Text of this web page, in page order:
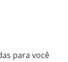
para você